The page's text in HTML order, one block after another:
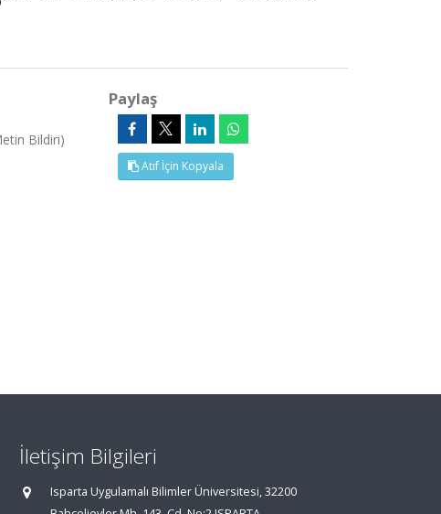
Bildiri)
Paylaş
Atıf İçin Kopyala
İletişim Bilgileri
Isparta Uygulamalı Bilimler Üniversitesi, 32200